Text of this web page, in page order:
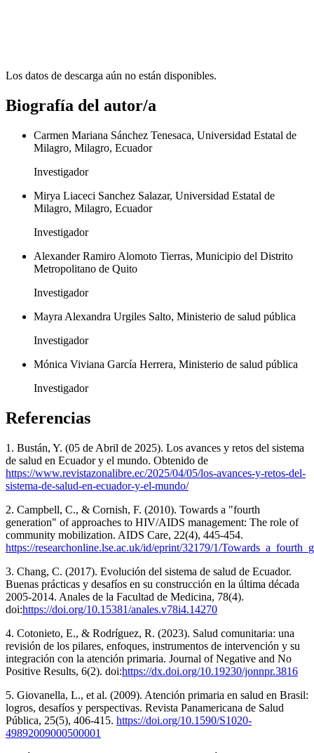
Los datos de descarga aún no están disponibles.
Biografía del autor/a
Carmen Mariana Sánchez Tenesaca, Universidad Estatal de
Milagro, Milagro, Ecuador
Investigador
Mirya Liaceci Sanchez Salazar, Universidad Estatal de
Milagro, Milagro, Ecuador
Investigador
Alexander Ramiro Alomoto Tierras, Municipio del Distrito
Metropolitano de Quito
Investigador
Mayra Alexandra Urgiles Salto, Ministerio de salud pública
Investigador
Mónica Viviana García Herrera, Ministerio de salud pública
Investigador
Referencias
1. Bustán, Y. (05 de Abril de 2025). Los avances y retos del sistema
de salud en Ecuador y el mundo. Obtenido de
https://www.revistazonalibre.ec/2025/04/05/los-avances-y-retos-del-
sistema-de-salud-en-ecuador-y-el-mundo/
2. Campbell, C., & Cornish, F. (2010). Towards a "fourth
generation" of approaches to HIV/AIDS management: The role of
community mobilization. AIDS Care, 22(4), 445-454.
https://researchonline.lse.ac.uk/id/eprint/32179/1/
3. Chang, C. (2017). Evolución del sistema de salud de Ecuador.
Buenas prácticas y desafíos en su construcción en la última década
2005-2014. Anales de la Facultad de Medicina, 78(4).
doi:https://doi.org/10.15381/anales.v78i4.14270
4. Cotonieto, E., & Rodríguez, R. (2023). Salud comunitaria: una
revisión de los pilares, enfoques, instrumentos de intervención y su
integración con la atención primaria. Journal of Negative and No
Positive Results, 6(2). doi:https://dx.doi.org/10.19230/jonnpr.3816
5. Giovanella, L., et al. (2009). Atención primaria en salud en Brasil:
logros, desafíos y perspectivas. Revista Panamericana de Salud
Pública, 25(5), 406-415. https://doi.org/10.1590/S1020-
49892009000500001